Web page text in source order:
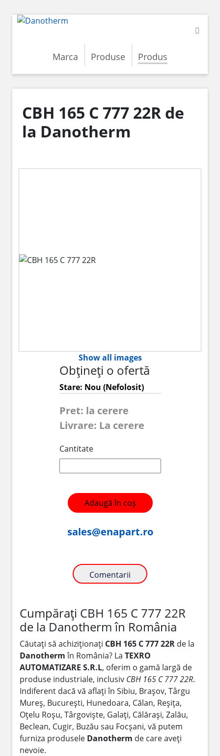
Marca Produse Produs
CBH 165 C 777 22R de
la Danotherm
Show all images
Obțineți o ofertă
Stare: Nou (Nefolosit)
Pret: la cerere
Livrare: La cerere
Cantitate
Adaugă în coș
sales@enapart.ro
Comentarii
Cumpărați CBH 165 C 777 22R
de la Danotherm în România
Căutați să achiziționați CBH 165 C 777 22R de la
Danothermîn România? La TEXRO
AUTOMATIZARE S.R.L, oferim o gamă largă de
produse industriale, inclusiv CBH 165 C 777 22R.
Indiferent dacă vă aflați în Sibiu, Brașov, Târgu
Mureș, București, Hunedoara, Călan, Reșița,
Oțelu Roșu, Târgoviște, Galați, Călărași, Zalău,
Beclean, Cugir, Buzău sau Focșani, vă putem
furniza produsele Danotherm de care aveți
nevoie.